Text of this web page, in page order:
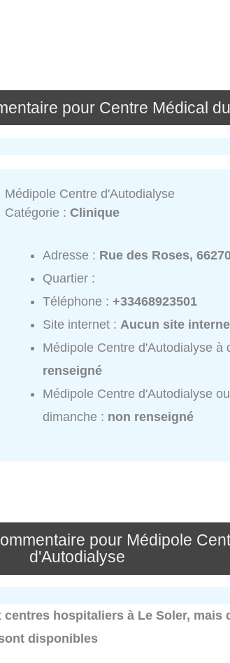
pour Centre Médical
Médipole Centre d'Autodialyse
Catégorie :Clinique
Adresse : Rue des Roses,
Quartier :
Téléphone :+33468923501
Site internet :Aucun site
Médipole Centre d'Autodialyse à
renseigné
Médipole Centre d'Autodialyse
dimanche : non renseigné
pour Médipole
d'Autodialyse
hospitaliers à Le Soler, mais
disponibles